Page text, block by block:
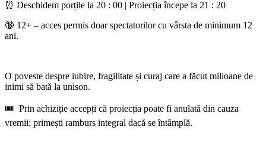
⏰ Deschidem porțile la 20 : 00 | Proiecția începe la 21 : 20
🔞 12+ – acces permis doar spectatorilor cu vârsta de minimum 12
ani.
O poveste despre iubire, fragilitate și curaj care a făcut milioane de
inimi să bată la unison.
🎟️ Prin achiziție accepți că proiecția poate fi anulată din cauza
vremii; primești ramburs integral dacă se întâmplă.